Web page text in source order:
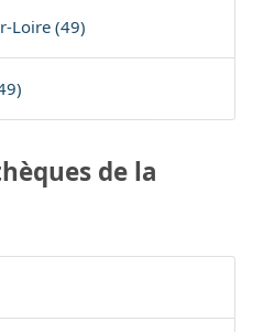
Loire (49)
de la